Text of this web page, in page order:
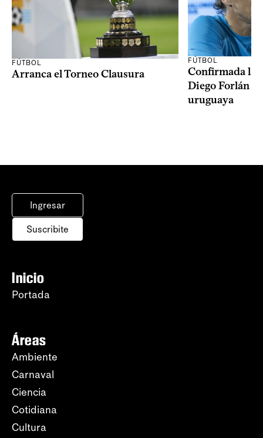
FÚTBOL
Arranca el Torneo Clausura
FÚTBOL
Confirmada la
Diego Forlán
uruguaya
Ingresar
Suscribite
Inicio
Portada
Áreas
Ambiente
Carnaval
Ciencia
Cotidiana
Cultura